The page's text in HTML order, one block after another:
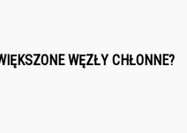
WĘZŁY CHŁONNE?